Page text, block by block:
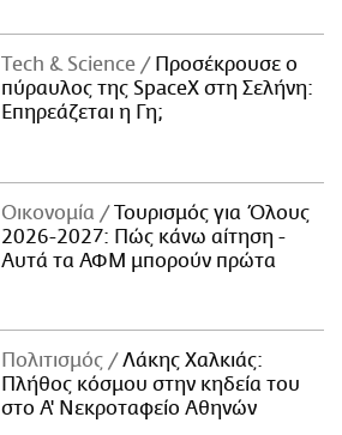
Τech & Science
Προσέκρουσε ο
πύραυλος της SpaceX στη Σελήνη:
Επηρεάζεται η Γη;
Οικονομία
Τουρισμός για Όλους
2026-2027: Πώς κάνω αίτηση -
Αυτά τα ΑΦΜ μπορούν πρώτα
Πολιτισμός
Λάκης Χαλκιάς:
Πλήθος κόσμου στην κηδεία του
στο Α' Νεκροταφείο Αθηνών